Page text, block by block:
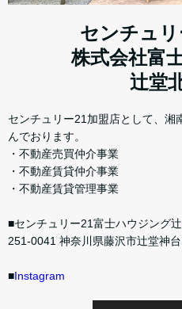
センチュ
株式会社富
辻堂
センチュリー21加盟店として、湘
んでおります。
・不動産売買仲介事業
・不動産賃貸仲介事業
・不動産賃貸管理事業
■センチュリー21富士ハウジング
251-0041 神奈川県藤沢市辻堂神
■Instagram